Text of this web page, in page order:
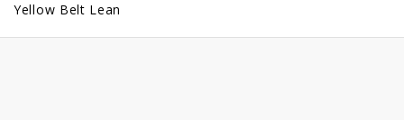
Yellow Belt Lean